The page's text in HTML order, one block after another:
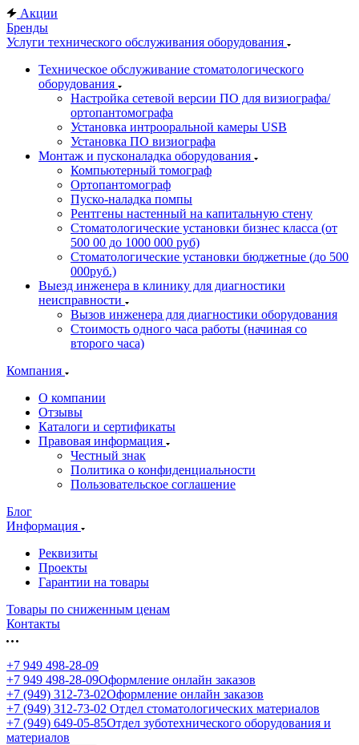
Акции
Бренды
Услуги технического обслуживания оборудования
Техническое обслуживание стоматологического
оборудования
Настройка сетевой версии ПО для визиографа/
ортопантомографа
Установка интрооральной камеры USB
Установка ПО визиографа
Монтаж и пусконаладка оборудования
Компьютерный томограф
Ортопантомограф
Пуско-наладка помпы
Рентгены настенный на капитальную стену
Стоматологические установки бизнес класса (от
500 00 до 1000 000 руб)
Стоматологические установки бюджетные (до 500
000руб.)
Выезд инженера в клинику для диагностики
неисправности
Вызов инженера для диагностики оборудования
Стоимость одного часа работы (начиная со
второго часа)
Компания
О компании
Отзывы
Каталоги и сертификаты
Правовая информация
Честный знак
Политика о конфиденциальности
Пользовательское соглашение
Блог
Информация
Реквизиты
Проекты
Гарантии на товары
Товары по сниженным ценам
Контакты
+7 949 498-28-09
+7 949 498-28-09Оформление онлайн заказов
+7 (949) 312-73-02Оформление онлайн заказов
+7 (949) 312-73-02 Отдел стоматологических материалов
+7 (949) 649-05-85Отдел зуботехнического оборудования и
материалов